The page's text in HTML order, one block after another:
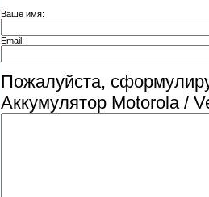
Ваше имя:
Email:
Пожалуйста,
Аккумулятор Motorola /